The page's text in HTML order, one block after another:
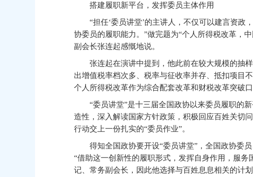
搭建履职新平台，发挥委员主体作用
“担任‘委员讲堂’的主讲人，不仅可以建言资政
协委员的履职能力。”做完题为“个人所得税改革，
副会长张连起感慨地说。
张连起在演讲中提到，他此前在较大规模的抽样
出增值税率档次多、税率与征收率并存、抵扣项目
个人所得税改革作为综合配套改革和财税改革突破
“委员讲堂”是十三届全国政协以来委员履职的新
造性，深入解读国家方针政策，积极回应百姓关切
行动交上一份扎实的“委员作业”。
得知全国政协要开设“委员讲堂”，全国政协委员
“借助这一创新性的履职形式，发挥自身作用，服
记、常务副会长，因此他选择与百姓息息相关的计